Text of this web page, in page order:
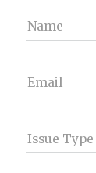
Name
Email
Issue Type